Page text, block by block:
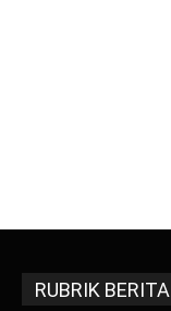
RUBRIK BERITA